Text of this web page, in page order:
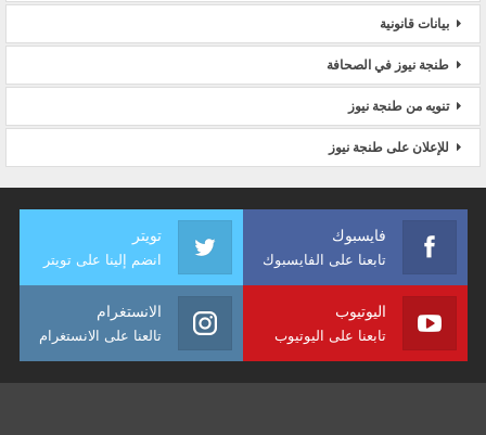
بيانات قانونية
طنجة نيوز في الصحافة
تنويه من طنجة نيوز
للإعلان على طنجة نيوز
فايسبوك
تابعنا على الفايسبوك
تويتر
انضم إلينا على تويتر
اليوتيوب
تابعنا على اليوتيوب
الانستغرام
تالعنا على الانستغرام